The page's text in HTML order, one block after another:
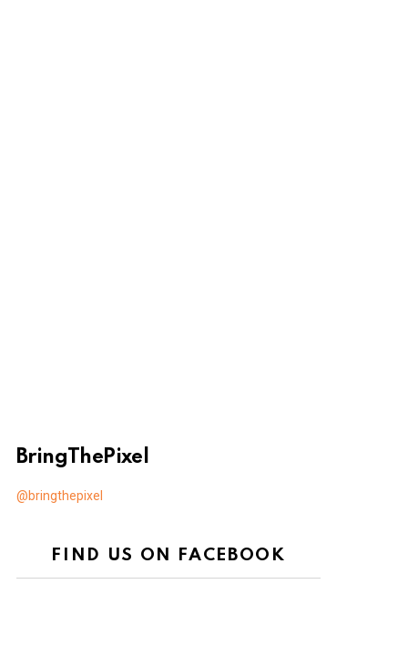
BringThePixel
@bringthepixel
FIND US ON FACEBOOK